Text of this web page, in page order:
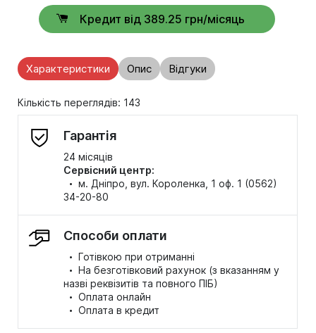
Кредит від 389.25 грн/місяць
Характеристики Опис Відгуки
Кількість переглядів: 143
Гарантія
24 місяців
Сервісний центр:
· м. Дніпро, вул. Короленка, 1 оф. 1 (0562)
34-20-80
Способи оплати
· Готівкою при отриманні
· На безготівковий рахунок (з вказанням у
назві реквізитів та повного ПІБ)
· Оплата онлайн
· Оплата в кредит